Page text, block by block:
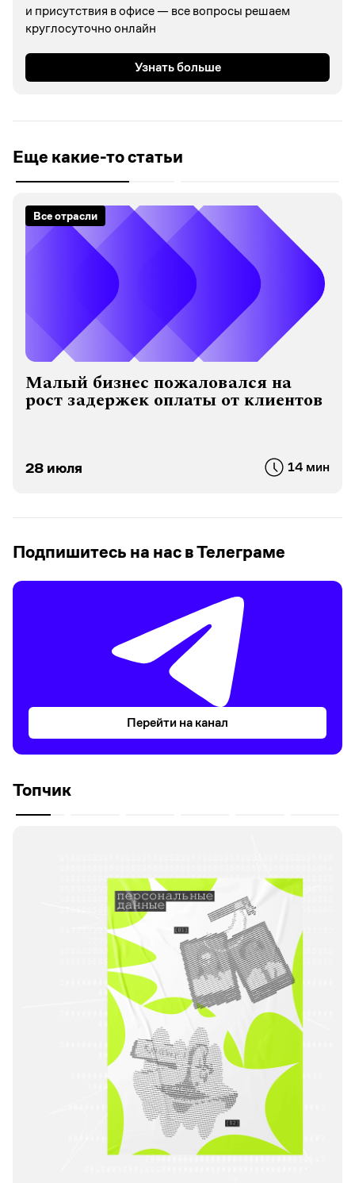
и присутствия в офисе — все вопросы решаем
круглосуточно онлайн
Узнать больше
Еще какие-то статьи
Все отрасли
Малый бизнес пожаловался на
рост задержек оплаты от клиентов
28 июля 14 мин
Подпишитесь на нас в Телеграме
Перейти на канал
Топчик